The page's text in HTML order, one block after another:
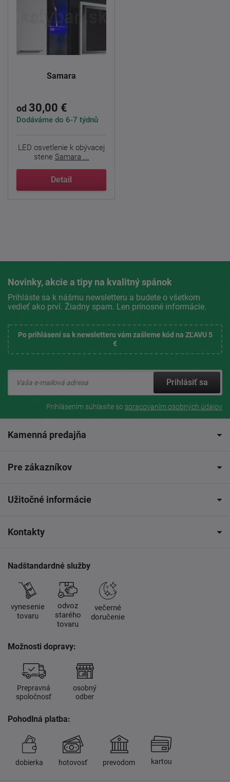
Samara
od 30,00 €
Dodáváme do 6-7 týdnů
LED osvetlenie k obývacej
stene Samara ...
Detail
Novinky, akcie a tipy na kvalitný spánok
Prihláste sa k nášmu newsletteru a budete o všetkom
vedieť ako prví. Žiadny spam. Len prínosné informácie.
Po prihlásení sa k newsletteru vám zašleme kód na ZĽAVU 5
€
Prihlásiť sa
Prihlásením súhlasíte so spracovaním osobných údajov
Kamenná predajňa
Pre zákazníkov
Užitočné informácie
Kontakty
Nadštandardné služby
vynesenie
tovaru
odvoz
starého
tovaru
večerné
doručenie
Možnosti dopravy:
Prepravná
spoločnosť
osobný
odber
Pohodlná platba:
dobierka hotovosť prevodom kartou